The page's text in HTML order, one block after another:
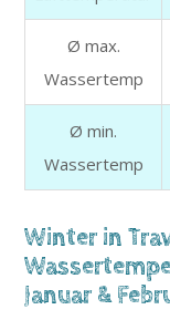
Ø max.
Wassertemp
Ø min.
Wassertemp
Winter in
Januar &